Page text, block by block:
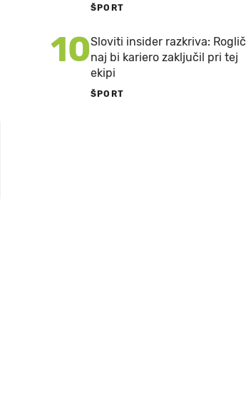
ŠPORT
10Sloviti insider razkriva: Roglič
naj bi kariero zaključil pri tej
ekipi
ŠPORT